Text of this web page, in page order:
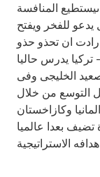
المنافسة
يدعو للفخر ويفتح
ان تحذو حذو
تركيا يدرس حاليا
الخليجى وفى
التوسع من خلال
وكازاخستان
بعدا عالميا